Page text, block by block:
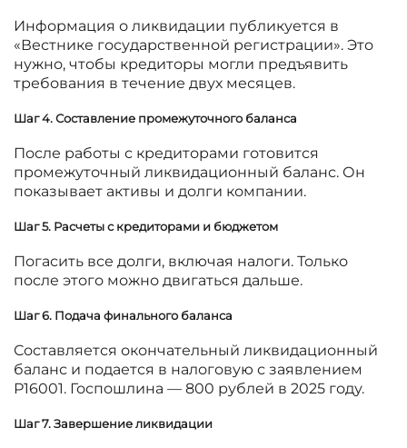
Информация о ликвидации публикуется в
«Вестнике государственной регистрации». Это
нужно, чтобы кредиторы могли предъявить
требования в течение двух месяцев.
Шаг 4. Составление промежуточного баланса
После работы с кредиторами готовится
промежуточный ликвидационный баланс. Он
показывает активы и долги компании.
Шаг 5. Расчеты с кредиторами и бюджетом
Погасить все долги, включая налоги. Только
после этого можно двигаться дальше.
Шаг 6. Подача финального баланса
Составляется окончательный ликвидационный
баланс и подается в налоговую с заявлением
Р16001. Госпошлина — 800 рублей в 2025 году.
Шаг 7. Завершение ликвидации